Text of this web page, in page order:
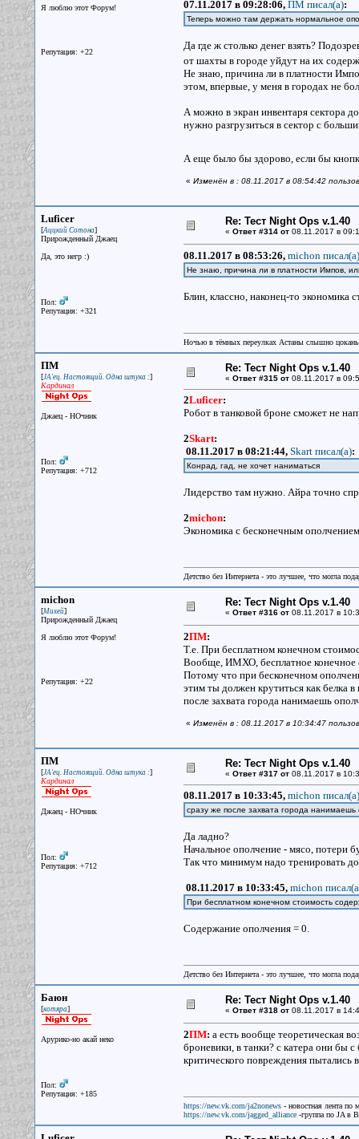
Я люблю этот Форум!
Репутация: +22
07.11.2017 в 09:28:06, ПМ писал(a):
Теперь можно там держать нормальное
Да где ж столько денег взять?
от шахты в городе уйдут на их
Не знаю, причина ли в платности
этом, впервые, у меня в городах не
А можно в экран инвентаря сектора
нужно разгрузиться в сектор с
А еще было бы здорово, если бы
« Изменён в : 08.11.2017 в 08:54:42
Luficer
[Аццкий Сотона]
Прирожденный Джаец
Да, это негр :)
Пол:
Репутация: +321
Re: Тест Night Ops v.1.40
« Ответ #314 от08.11.2017 в
08.11.2017 в 08:53:26, michon писал(a)
Не знаю, причина ли в платности Импов,
Блин, классно, наконец-то экономика
Ночью в тёмных переулках Астаны слышно
ПМ
[JA'ец. Настоящий. Одна штука :]
Кардинал
Джаец - НОчник
Пол:
Репутация: +712
Re: Тест Night Ops v.1.40
« Ответ #315 от08.11.2017 в
2Luficer:
Робот в танковой броне сможет не
2Skart:
08.11.2017 в 08:21:44, Skart писал(a):
Конрад, гад, не хочет наниматься
Лидерство там нужно. Айра точно
2michon:
Экономика с бесконечным
Детство без Интернета - это лучшее, что могла
michon
[Михей]
Прирожденный Джаец
Я люблю этот Форум!
Репутация: +22
Re: Тест Night Ops v.1.40
« Ответ #316 от08.11.2017 в
2ПМ:
Т.е. При бесплатном конечном
Вообще, ИМХО, бесплатное конечное
Потому что при бесконечном
этим ты должен крутиться как белка
после захвата города нанимаешь
« Изменён в : 08.11.2017 в 10:34:47
ПМ
[JA'ец. Настоящий. Одна штука :]
Кардинал
Джаец - НОчник
Пол:
Репутация: +712
Re: Тест Night Ops v.1.40
« Ответ #317 от08.11.2017 в
08.11.2017 в 10:33:45, michon писал(a)
сразу же после захвата города нанимаешь
Да ладно?
Начальное ополчение - мясо, потери
Так что минимум надо тренировать
08.11.2017 в 10:33:45, michon
При бесплатном конечном стоимость
Содержание ополчения = 0.
Детство без Интернета - это лучшее, что могла
Баюн
[котяра]
Арурико-но акай неко
Пол:
Репутация: +185
Re: Тест Night Ops v.1.40
« Ответ #318 от08.11.2017 в
2ПМ: а есть вообще теоретическая
броневики, в танки? с катера они бы
критического повреждения пытались
https://new.vk.com/ja2nonews- новостная лента по
https://new.vk.com/jagged_alliance-группа по JA в